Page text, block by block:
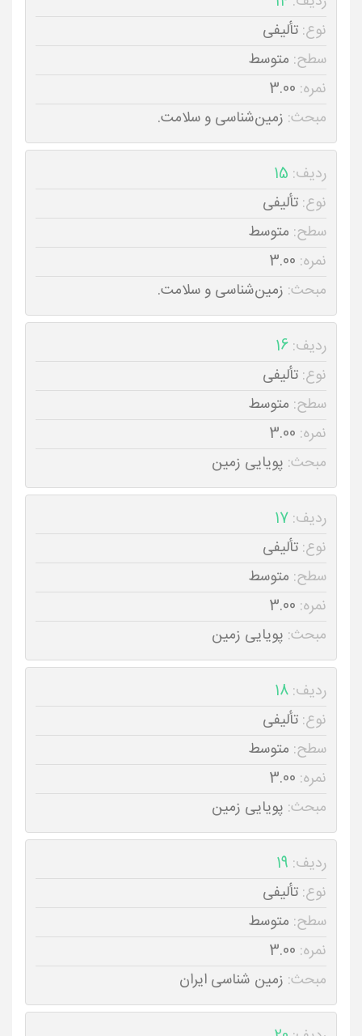
نوع: تألیفی
سطح: متوسط
نمره: 3.00
مبحث: زمین‌شناسی و سلامت.
ردیف: 15
نوع: تألیفی
سطح: متوسط
نمره: 3.00
مبحث: زمین‌شناسی و سلامت.
ردیف: 16
نوع: تألیفی
سطح: متوسط
نمره: 3.00
مبحث: پویایی زمین
ردیف: 17
نوع: تألیفی
سطح: متوسط
نمره: 3.00
مبحث: پویایی زمین
ردیف: 18
نوع: تألیفی
سطح: متوسط
نمره: 3.00
مبحث: پویایی زمین
ردیف: 19
نوع: تألیفی
سطح: متوسط
نمره: 3.00
مبحث: زمین شناسی ایران